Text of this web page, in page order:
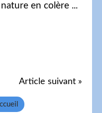
en colère ...
Article suivant »